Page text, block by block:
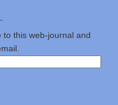
to this web-journal and